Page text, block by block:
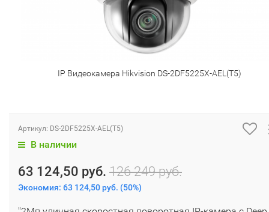
IP Видеокамера Hikvision DS-2DF5225X-AEL(T5)
Артикул: DS-2DF5225X-AEL(T5)
В наличии
63 124,50 руб. 126 249 руб.
Экономия: 63 124,50 руб. (50%)